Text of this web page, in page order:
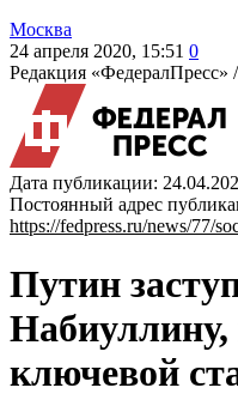
Москва
24 апреля 2020, 15:51 0
Редакция «ФедералПресс» /
Дата публикации:
Постоянный адрес
https://fedpress.ru/news/77/
Путин
ключевой